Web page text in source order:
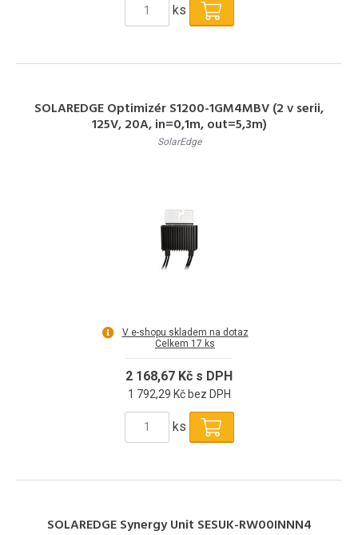
ks
SOLAREDGE Optimizér S1200-1GM4MBV (2 v serii,
125V, 20A, in=0,1m, out=5,3m)
SolarEdge
V e-shopu skladem na dotaz
Celkem 17 ks
2 168,67 Kč s DPH
1 792,29 Kč bez DPH
ks
SOLAREDGE Synergy Unit SESUK-RW00INNN4